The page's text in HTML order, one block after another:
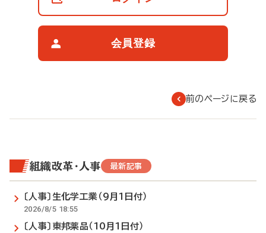
会員登録
前のページに戻る
組織改革・人事 最新記事
〔人事〕生化学工業（9月1日付）
2026/8/5 18:55
〔人事〕東邦薬品（10月1日付）